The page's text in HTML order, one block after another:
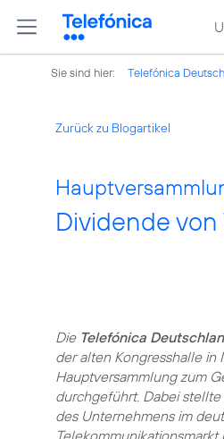
Sie sind hier: Telefónica
Zurück zu Blogartikel
Dividende
Die Telefónica
der alten Kongresshalle
Hauptversammlung zum
durchgeführt. Dabei
des Unternehmens im